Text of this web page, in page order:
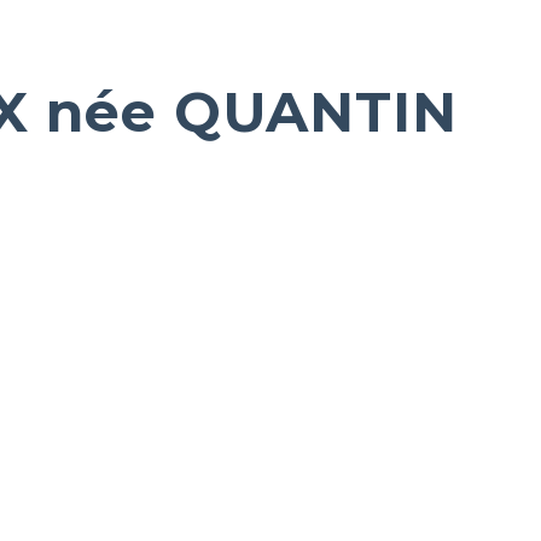
née QUANTIN